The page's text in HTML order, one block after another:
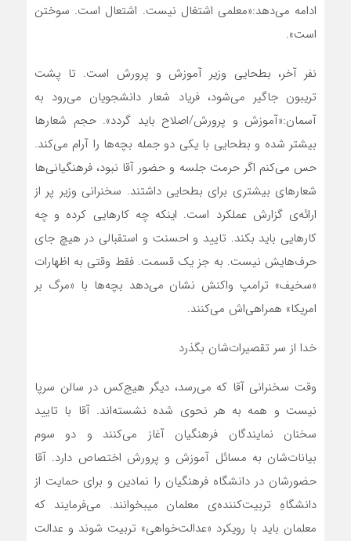
ادامه می‌دهد:«معلمی اشتغال نیست. اشتعال است. سوختن
است».
نفر آخر، بطحایی وزیر آموزش و پرورش است. تا پشت
تریبون جاگیر می‌شود، فریاد شعار دانشجویان می‌رود به
آسمان:«آموزش و پرورش/اصلاح باید گردد». حجم شعارها
بیشتر شده و بطحایی با یکی دو جمله بچه‌ها را آرام می‌کند.
حس می‌کنم اگر حرمت جلسه و حضور آقا نبود، فرهنگیانی‌ها
شعارهای بیشتری برای بطحایی داشتند. سخنرانی وزیر پر از
ارائه‌ی گزارش عملکرد است. اینکه چه کارهایی کرده و چه
کارهایی باید بکند. تایید و احسنت و استقبالی در هیچ جای
حرف‌هایش نیست. به جز یک قسمت. فقط وقتی به اظهارات
«سخیف» ترامپ واکنش نشان می‌دهد بچه‌ها با «مرگ بر
امریکا» همراهی‌اش می‌کنند.
خدا از سر تقصیرات‌شان بگذرد
وقت سخنرانی آقا که می‌رسد، دیگر هیج‌کس در سالن سرپا
نیست و همه به هر نحوی شده نشسته‌اند. آقا با تایید
سخنان نمایندگان فرهنگیان آغاز می‌کنند و دو سوم
بیانات‌شان به مسائل آموزش و پرورش اختصاص دارد. آقا
حضورشان در دانشگاه فرهنگیان را نمادین و برای حمایت از
دانشگاهِ تربیت‌کننده‌ی معلمان میبخوانند. می‌فرمایند که
معلمان باید با رویکرد «عدالت‌خواهی» تربیت شوند و عدالت